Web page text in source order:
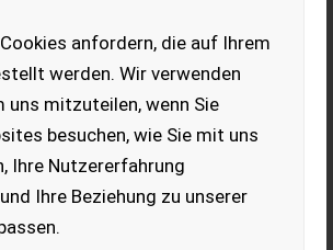
anfordern, die auf Ihrem
werden. Wir verwenden
uns mitzuteilen, wenn Sie
besuchen, wie Sie mit uns
Ihre Nutzererfahrung
Ihre Beziehung zu unserer
Cangini SC R38 L500
NZ1456
Baggerschaufel Cangini SC
R38 mit Zähnen,
Schaufelbreite 500mm,
Aufnahme Martin MM03D,
********** Benna per
Miniescavatore Cangini SC